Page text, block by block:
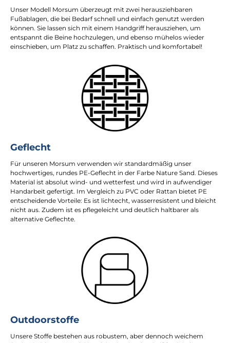
Unser Modell Morsum überzeugt mit zwei herausziehbaren
Fußablagen, die bei Bedarf schnell und einfach genutzt werden
können. Sie lassen sich mit einem Handgriff herausziehen, um
entspannt die Beine hochzulegen, und ebenso mühelos wieder
einschieben, um Platz zu schaffen. Praktisch und komfortabel!
Geflecht
Für unseren Morsum verwenden wir standardmäßig unser
hochwertiges, rundes PE-Geflecht in der Farbe Nature Sand. Dieses
Material ist absolut wind- und wetterfest und wird in aufwendiger
Handarbeit gefertigt. Im Vergleich zu PVC oder Rattan bietet PE
entscheidende Vorteile: Es ist lichtecht, wasserresistent und bleicht
nicht aus. Zudem ist es pflegeleicht und deutlich haltbarer als
alternative Geflechte.
Outdoorstoffe
Unsere Stoffe bestehen aus robustem, aber dennoch weichem